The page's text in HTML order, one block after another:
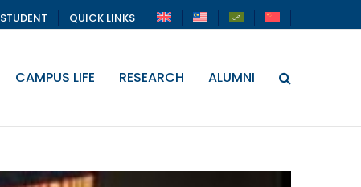
STUDENT QUICK LINKS
CAMPUS LIFE RESEARCH ALUMNI